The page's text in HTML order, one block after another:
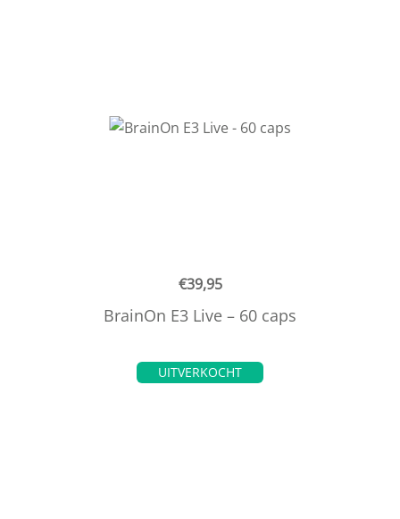
€39,95
BrainOn E3 Live – 60 caps
UITVERKOCHT